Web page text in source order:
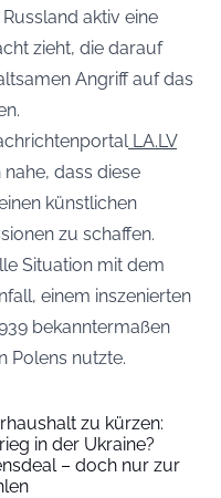
aktiv eine
zieht, die darauf
Angriff auf das
LA.LV
dass diese
künstlichen
zu schaffen.
Situation mit dem
einem inszenierten
bekanntermaßen
Polens nutzte.
zu kürzen:
in der Ukraine?
– doch nur zur